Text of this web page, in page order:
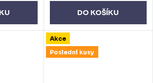
DO KOŠÍKU
Akce
Poslední kusy